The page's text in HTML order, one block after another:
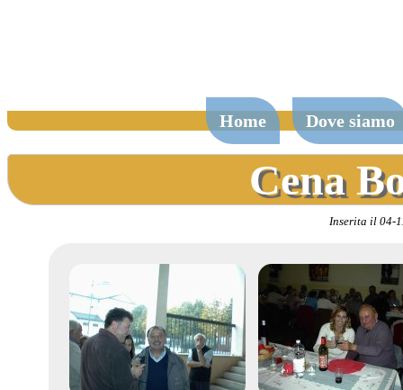
Home Dove siamo
Cena
Inserita il 04-